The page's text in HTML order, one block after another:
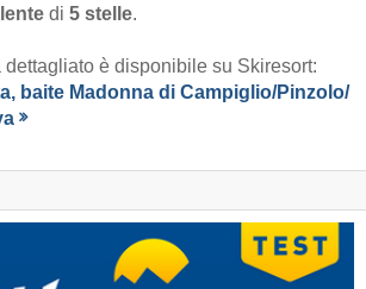
di 5 stelle.
dettagliato è disponibile su Skiresort:
baite Madonna di Campiglio/​Pinzolo/​